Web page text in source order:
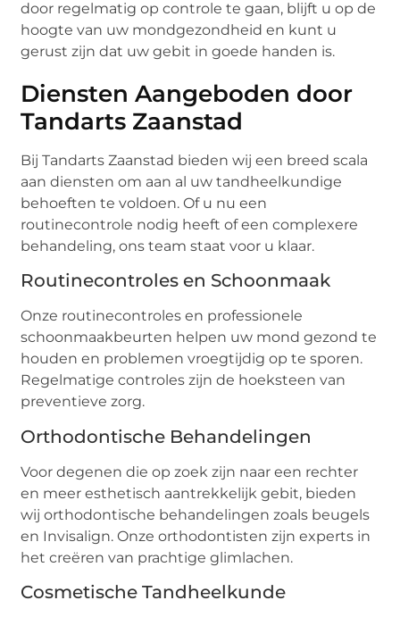
door regelmatig op controle te gaan, blijft u op de
hoogte van uw mondgezondheid en kunt u
gerust zijn dat uw gebit in goede handen is.
Diensten Aangeboden door
Tandarts Zaanstad
Bij Tandarts Zaanstad bieden wij een breed scala
aan diensten om aan al uw tandheelkundige
behoeften te voldoen. Of u nu een
routinecontrole nodig heeft of een complexere
behandeling, ons team staat voor u klaar.
Routinecontroles en Schoonmaak
Onze routinecontroles en professionele
schoonmaakbeurten helpen uw mond gezond te
houden en problemen vroegtijdig op te sporen.
Regelmatige controles zijn de hoeksteen van
preventieve zorg.
Orthodontische Behandelingen
Voor degenen die op zoek zijn naar een rechter
en meer esthetisch aantrekkelijk gebit, bieden
wij orthodontische behandelingen zoals beugels
en Invisalign. Onze orthodontisten zijn experts in
het creëren van prachtige glimlachen.
Cosmetische Tandheelkunde